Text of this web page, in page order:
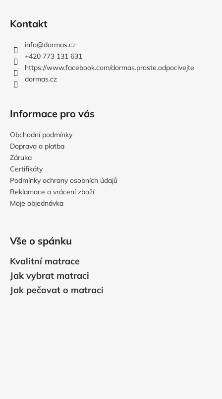
Kontakt
info@dormas.cz
+420 773 131 631
https://www.facebook.com/dormas.proste.odpocivejte
dormas.cz
Informace pro vás
Obchodní podmínky
Doprava a platba
Záruka
Certifikáty
Podmínky ochrany osobních údajů
Reklamace a vrácení zboží
Moje objednávka
Vše o spánku
Kvalitní matrace
Jak vybrat matraci
Jak pečovat o matraci